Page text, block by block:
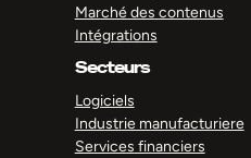
Marché des contenus
Intégrations
Secteurs
Logiciels
Industrie manufacturiere
Services financiers